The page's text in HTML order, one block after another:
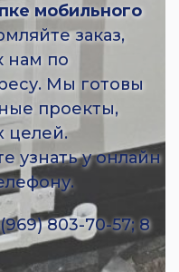
мобильного
заказ,
нам по
Мы готовы
проекты,
целей.
узнать у онлайн
803-70-57; 8